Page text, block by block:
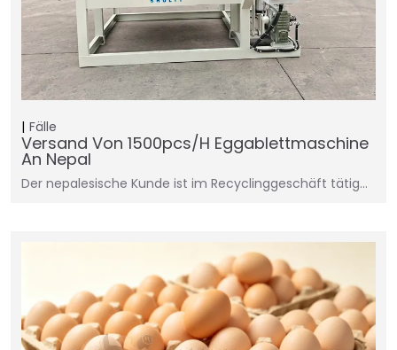
Fälle
Versand Von 1500pcs/h Eggablettmaschine
An Nepal
Der nepalesische Kunde ist im Recyclinggeschäft tätig...